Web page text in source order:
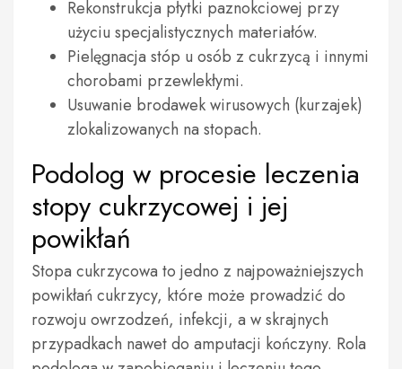
Rekonstrukcja płytki paznokciowej przy
użyciu specjalistycznych materiałów.
Pielęgnacja stóp u osób z cukrzycą i innymi
chorobami przewlekłymi.
Usuwanie brodawek wirusowych (kurzajek)
zlokalizowanych na stopach.
Podolog w procesie leczenia
stopy cukrzycowej i jej
powikłań
Stopa cukrzycowa to jedno z najpoważniejszych
powikłań cukrzycy, które może prowadzić do
rozwoju owrzodzeń, infekcji, a w skrajnych
przypadkach nawet do amputacji kończyny. Rola